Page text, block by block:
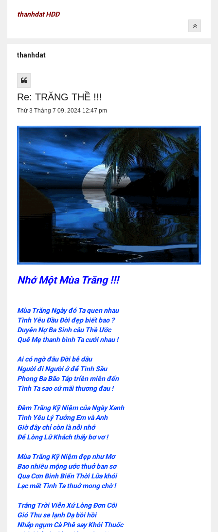
thanhdat HDD
thanhdat
Re: TRĂNG THỀ !!!
Thứ 3 Tháng 7 09, 2024 12:47 pm
Nhớ Một Mùa Trăng !!!
Mùa Trăng Ngày đó Ta quen nhau
Tình Yêu Đầu Đời đẹp biết bao ?
Duyên Nợ Ba Sinh câu Thề Ước
Quê Mẹ thanh bình Ta cưới nhau !
Ai có ngờ đâu Đời bễ dâu
Người đi Người ở để Tình Sầu
Phong Ba Bão Táp triền miên đến
Tình Ta sao cứ mãi thương đau !
Đêm Trăng Kỹ Niệm của Ngày Xanh
Tình Yêu Lý Tưởng Em và Anh
Giờ đây chỉ còn là nỗi nhớ
Để Lòng Lữ Khách thấy bơ vơ !
Mùa Trăng Kỹ Niệm đẹp như Mơ
Bao nhiêu mộng ước thuở ban sơ
Qua Cơn Binh Biến Thời Lữa khói
Lạc mất Tình Ta thuở mong chờ !
Trăng Trời Viễn Xứ Lòng Đơn Côi
Gió Thu se lạnh Dạ bồi hồi
Nhắp ngụm Cà Phê say Khói Thuốc